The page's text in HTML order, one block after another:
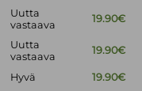
Uutta
vastaava
19.90€
Uutta
vastaava
19.90€
Hyvä 19.90€